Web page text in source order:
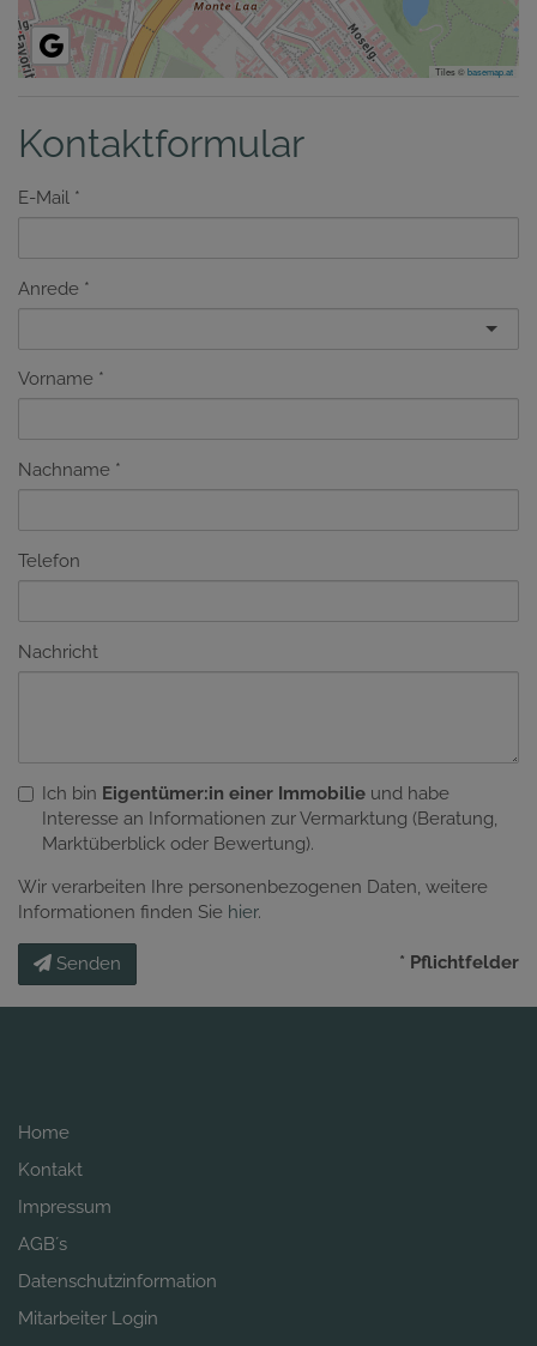
Tiles ©basemap.at
Kontaktformular
E-Mail
Anrede
Vorname
Nachname
Telefon
Nachricht
Ich bin Eigentümer:in einer Immobilie und habe
Interesse an Informationen zur Vermarktung (Beratung,
Marktüberblick oder Bewertung).
Wir verarbeiten Ihre personenbezogenen Daten, weitere
Informationen finden Sie hier.
Senden * Pflichtfelder
Home
Kontakt
Impressum
AGB´s
Datenschutzinformation
Mitarbeiter Login